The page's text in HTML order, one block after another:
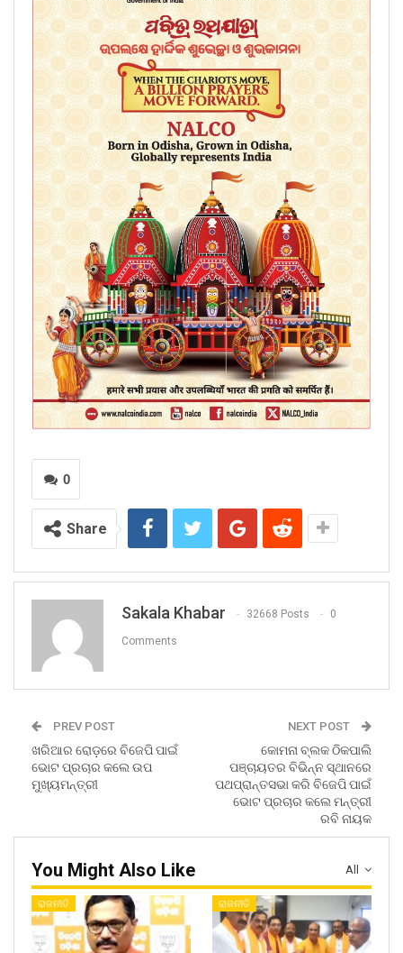
0
Share
Sakala Khabar 32668 Posts 0
Comments
PREV POST
ଖରିଆର ରୋଡ଼ରେ ବିଜେପି ପାଇଁ
ଭୋଟ ପ୍ରଚାର କଲେ ଉପ
ମୁଖ୍ୟମନ୍ତ୍ରୀ
NEXT POST
କୋମନା ବ୍ଲକ ଠିକପାଲି
ପଞ୍ଚାୟତର ବିଭିନ୍ନ ସ୍ଥାନରେ
ପଥପ୍ରାନ୍ତସଭା କରି ବିଜେପି ପାଇଁ
ଭୋଟ ପ୍ରଚାର କଲେ ମନ୍ତ୍ରୀ
ରବି ନାୟକ
All
You Might Also Like
ରାଜନୀତି ରାଜନୀତି